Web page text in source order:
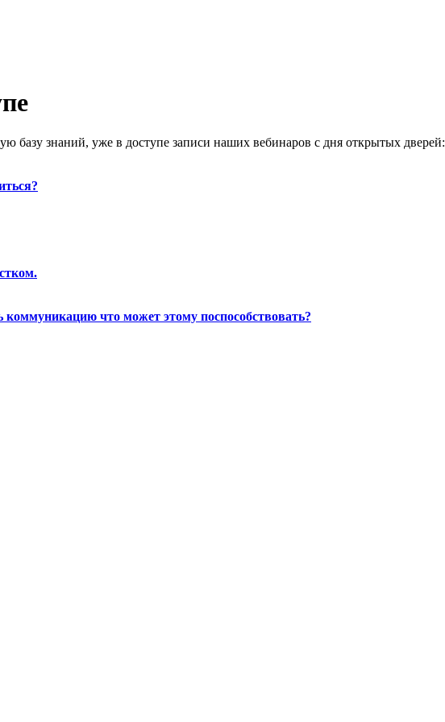
базу знаний, уже в доступе записи наших вебинаров с дня открытых дверей:
что может этому поспособствовать?